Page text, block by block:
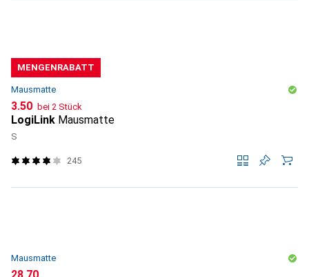
MENGENRABATT
Mausmatte
CHF
3.50 bei 2 Stück
LogiLink Mausmatte
S
245
Mausmatte